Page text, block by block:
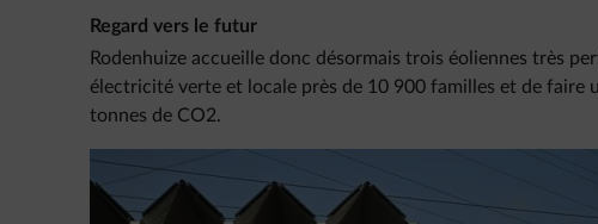
Regard vers le futur
Rodenhuize accueille donc désormais trois éoliennes très
électricité verte et locale près de 10 900 familles et de faire
tonnes de CO2.